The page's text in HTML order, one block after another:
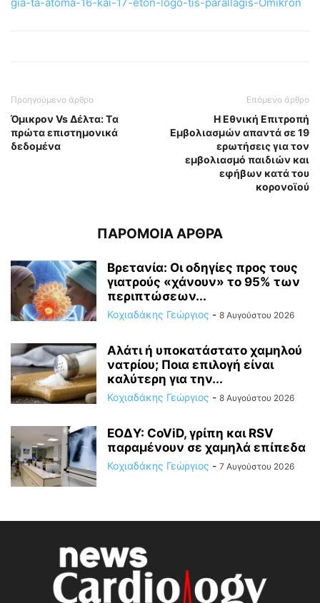
Προηγούμενο άρθρο
Όμικρον Vs Δέλτα: Tα
πρώτα επιστημονικά
δεδομένα
Επόμενο άρθρο
Η Εθνική Επιτροπή
Εμβολιασμών απαντά σε 19
ερωτήσεις για τον
εμβολιασμό παιδιών και
εφήβων κατά του
κορονοϊού
ΠΑΡΟΜΟΙΑ ΑΡΘΡΑ
Βρετανία: Οι οδηγίες προς τους
γιατρούς «χάνουν» το 95% των
περιπτώσεων...
Κοχιαδάκης Γεώργιος - 8 Αυγούστου 2026
Αλάτι ή υποκατάστατο χαμηλού
νατρίου; Ποια επιλογή είναι
καλύτερη για την...
Κοχιαδάκης Γεώργιος - 8 Αυγούστου 2026
ΕΟΔΥ: CoViD, γρίπη και RSV
παραμένουν σε χαμηλά επίπεδα
Κοχιαδάκης Γεώργιος - 7 Αυγούστου 2026